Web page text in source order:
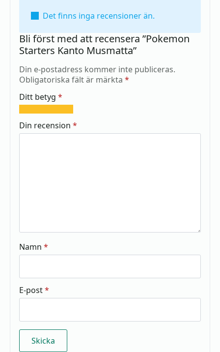
Det finns inga recensioner än.
Bli först med att recensera ”Pokemon
Starters Kanto Musmatta”
Din e-postadress kommer inte publiceras.
Obligatoriska fält är märkta *
Ditt betyg *
av
5
5
5
av
5 5
Din recension *
Namn *
E-post*